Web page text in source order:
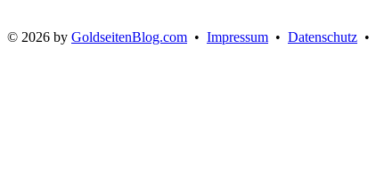
© 2026 by GoldseitenBlog.com • Impressum • Datenschutz •